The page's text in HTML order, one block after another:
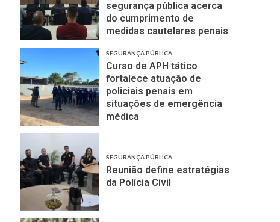
segurança pública acerca
do cumprimento de
medidas cautelares penais
SEGURANÇA PÚBLICA
Curso de APH tático
fortalece atuação de
policiais penais em
situações de emergência
médica
SEGURANÇA PÚBLICA
Reunião define estratégias
da Polícia Civil